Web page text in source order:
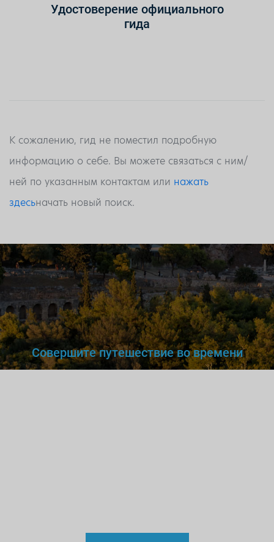
Удостоверение официального
гида
К сожалению, гид не поместил подробную
информацию о себе. Вы можете связаться с ним/
ней по указанным контактам или нажать
здесьначать новый поиск.
Совершите путешествие во времени